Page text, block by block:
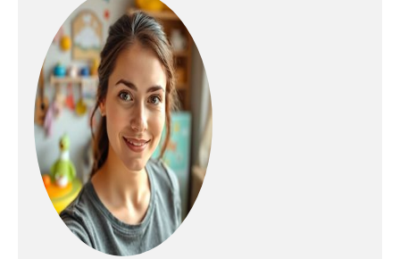
chutes nocturnes. Un
design polyvalent et
tendance : avec ses
lignes épurées et son
style intemporel, ce lit
s’intègre
harmonieusement dans
toutes les chambres
d’enfants, qu’elles soient
douces, modernes ou
ludiques. Montage